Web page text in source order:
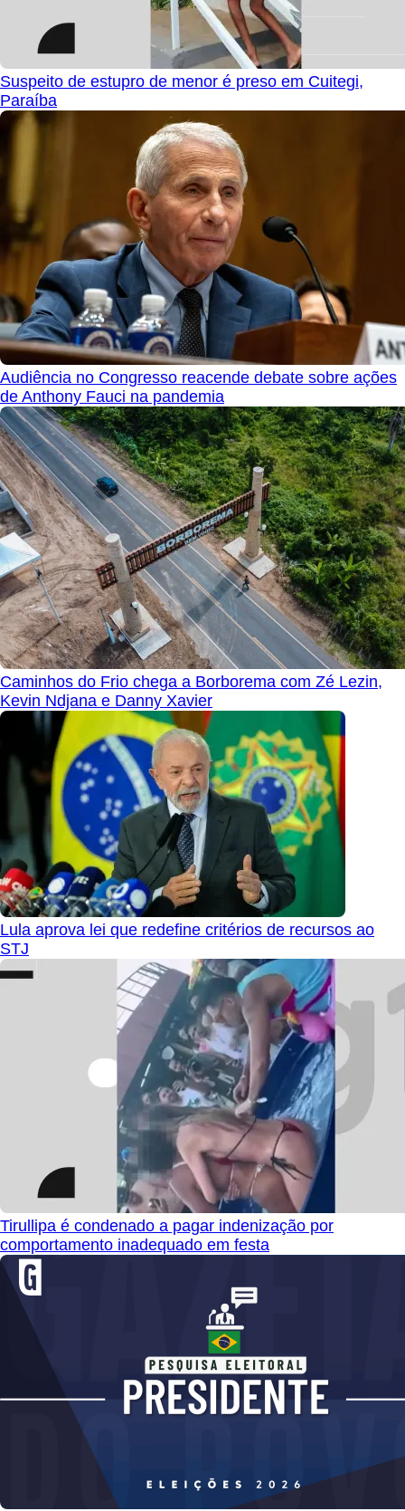
Suspeito de estupro de menor é preso em Cuitegi,
Paraíba
Audiência no Congresso reacende debate sobre ações
de Anthony Fauci na pandemia
Caminhos do Frio chega a Borborema com Zé Lezin,
Kevin Ndjana e Danny Xavier
Lula aprova lei que redefine critérios de recursos ao
STJ
Tirullipa é condenado a pagar indenização por
comportamento inadequado em festa